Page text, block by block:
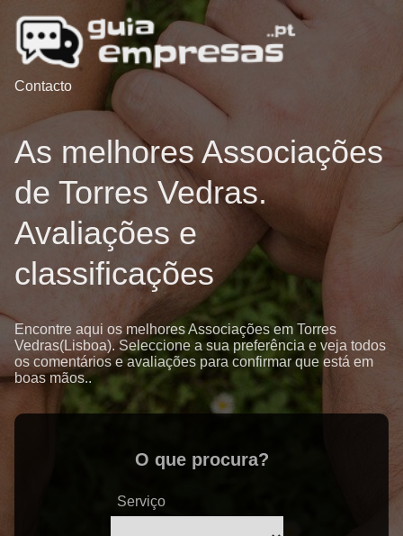
Contacto
As melhores Associações
de Torres Vedras.
Avaliações e
classificações
Encontre aqui os melhores Associações em Torres
Vedras(Lisboa). Seleccione a sua preferência e veja todos
os comentários e avaliações para confirmar que está em
boas mãos..
O que procura?
Serviço